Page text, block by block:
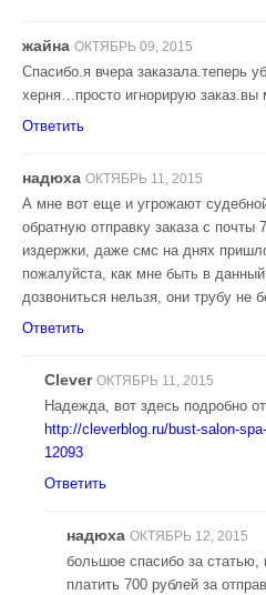
жайна ОКТЯБРЬ 09, 2015
Спасибо.я вчера заказала.теперь
херня…просто игнорирую заказ.вы
Ответить
надюха ОКТЯБРЬ 11, 2015
А мне вот еще и угрожают
обратную отправку заказа с почты
издержки, даже смс на днях
пожалуйста, как мне быть в
дозвониться нельзя, они трубу не
Ответить
Clever ОКТЯБРЬ 11, 2015
Надежда, вот здесь подробно
http://cleverblog.ru/bust-salon-
12093
Ответить
надюха ОКТЯБРЬ 12, 2015
большое спасибо за статью,
платить 700 рублей за